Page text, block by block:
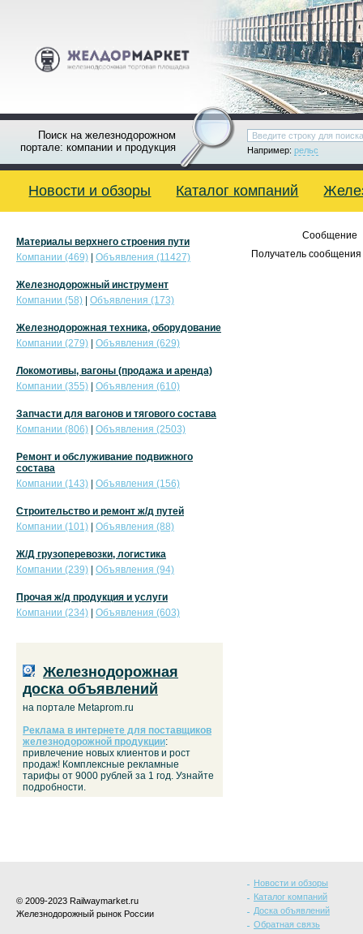
Поиск на железнодорожном
портале: компании и продукция
Например: рельс
Новости и обзоры Каталог компаний
Сообщение
Получатель сообщения
Материалы верхнего строения пути
Компании (469)
Объявления (11427)
Железнодорожный инструмент
Компании (58)
Объявления (173)
Железнодорожная техника, оборудование
Компании (279)
Объявления (629)
Локомотивы, вагоны (продажа и аренда)
Компании (355)
Объявления (610)
Запчасти для вагонов и тягового состава
Компании (806)
Объявления (2503)
Ремонт и обслуживание подвижного
состава
Компании (143)
Объявления (156)
Строительство и ремонт ж/д путей
Компании (101)
Объявления (88)
Ж/Д грузоперевозки, логистика
Компании (239)
Объявления (94)
Прочая ж/д продукция и услуги
Компании (234)
Объявления (603)
Железнодорожная
доска объявлений
на портале Metaprom.ru
Реклама в интернете для поставщиков
железнодорожной продукции:
привлечение новых клиентов и рост
продаж! Комплексные рекламные
тарифы от 9000 рублей за 1 год. Узнайте
подробности.
© 2009-2023 Railwaymarket.ru
Железнодорожный рынок России
Новости и обзоры
Каталог компаний
Доска объявлений
Обратная связь